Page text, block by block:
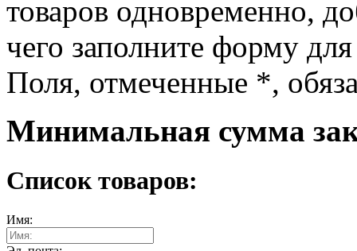
товаров одновременно,
чего заполните форму
Поля, отмеченные *,
Минимальная сумма
Список товаров:
Имя: